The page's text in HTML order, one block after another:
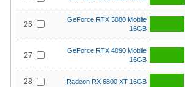
26
GeForce RTX 5080 Mobile
16GB
27
GeForce RTX 4090 Mobile
16GB
28 Radeon RX 6800 XT 16GB